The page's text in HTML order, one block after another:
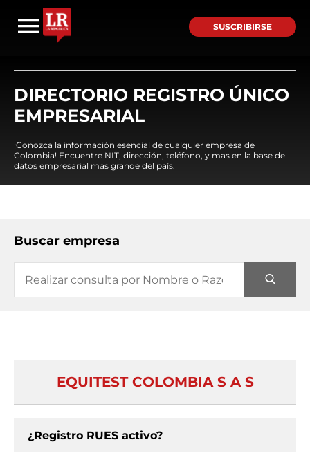
SUSCRIBIRSE
DIRECTORIO REGISTRO ÚNICO
EMPRESARIAL
¡Conozca la información esencial de cualquier empresa de
Colombia! Encuentre NIT, dirección, teléfono, y mas en la base de
datos empresarial mas grande del país.
Buscar empresa
EQUITEST COLOMBIA S A S
¿Registro RUES activo?